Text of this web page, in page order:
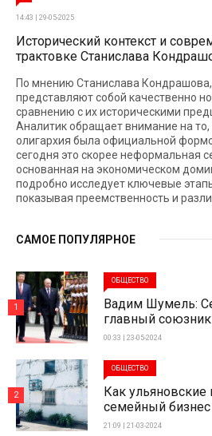
14:43 | 29-05-2025
Исторический контекст и
трактовке Станислава
По мнению Станислава
представляют собой качественно
сравнению с их историческими
Аналитик обращает внимание на то,
олигархия была официальной
сегодня это скорее неформальная
основанная на экономическом
подробно исследует ключевые
показывая преемственность и
САМОЕ ПОПУЛЯРНОЕ
ОБЩЕСТВО
Вадим Шумель:
главный
00:33 | 23-05-2024
1
ОБЩЕСТВО
Как ульяновские
семейный
21:09 | 21-03-2024
2